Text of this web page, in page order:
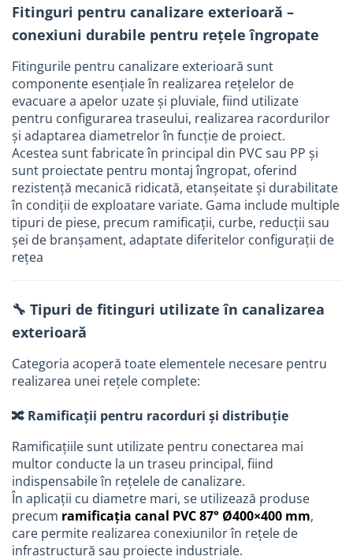
Tevi si accesorii pentru puturi
Obiecte sanitare
Baterii baie
Baterii bucatarie
Baterii bucatarie cu filtru
Clapete de actionare
Rezervoare WC incastrate
Rezervoare WC clasice
Vase WC
Lavoare
Chiuvete bucatarie
Sisteme de dus
Mobilier baie
Accesorii bucatarie
Accesorii rezervoare si vase WC
Accesorii cazi si cabine de dus
Articole sanitare
Uscatoare pentru maini
Echipamente pentru irigatii
Kit irigare gazon
Fitinguri pentru canalizare exterioară –
conexiuni durabile pentru rețele îngropate
Fitingurile pentru canalizare exterioară sunt
componente esențiale în realizarea rețelelor de
evacuare a apelor uzate și pluviale, fiind utilizate
pentru configurarea traseului, realizarea racordurilor
și adaptarea diametrelor în funcție de proiect.
Acestea sunt fabricate în principal din PVC sau PP și
sunt proiectate pentru montaj îngropat, oferind
rezistență mecanică ridicată, etanșeitate și durabilitate
în condiții de exploatare variate. Gama include multiple
tipuri de piese, precum ramificații, curbe, reducții sau
șei de branșament, adaptate diferitelor configurații de
rețea
🔧 Tipuri de fitinguri utilizate în canalizarea
exterioară
Categoria acoperă toate elementele necesare pentru
realizarea unei rețele complete:
🔀 Ramificații pentru racorduri și distribuție
Ramificațiile sunt utilizate pentru conectarea mai
multor conducte la un traseu principal, fiind
indispensabile în rețelele de canalizare.
În aplicații cu diametre mari, se utilizează produse
precum ramificația canal PVC 87° Ø400×400 mm,
care permite realizarea conexiunilor în rețele de
infrastructură sau proiecte industriale.